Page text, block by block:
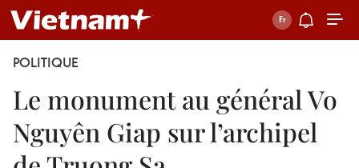
POLITIQUE
Le monument au général Vo
Nguyên Giap sur l’archipel